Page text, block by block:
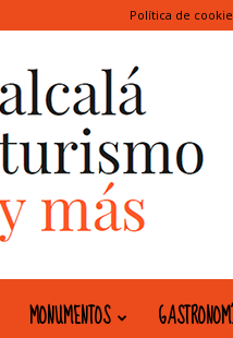
Política de
MONUMENTOS